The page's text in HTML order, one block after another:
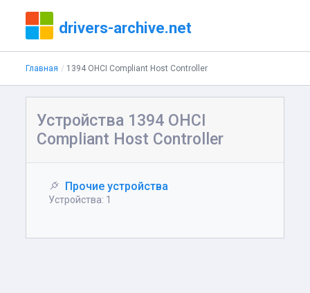
drivers-archive.net
Главная 1394 OHCI Compliant Host Controller
Устройства 1394 OHCI
Compliant Host Controller
Прочие устройства
Устройства: 1